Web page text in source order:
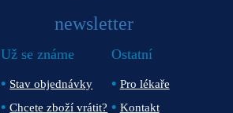
newsletter
Už se známe
Stav objednávky
Chcete zboží vrátit?
Ostatní
Pro lékaře
Kontakt